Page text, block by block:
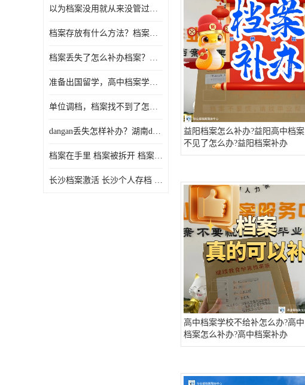
以为档案没用就从来没管过，现在要用档案该怎么办？
档案存放有什么方法？档案在手里为什么不能用
档案丢失了怎么补办档案？湖南档案补办 档案补办方法
准备出国留学，高中档案学校发给我了怎么办？
单位调档，档案找不到了怎么办？
dangan丢失怎样补办？湖南dangan丢失补办流程介绍！
档案在手里 档案被拆开 档案补办 档案问题一站式服务
长沙档案激活 长沙个人存档 长沙档案存档
益阳档案怎么补办?益阳高中档案
不见了怎么办?益阳档案补办
高中档案学校不给补怎么办?高中
档案怎么补办?高中档案补办